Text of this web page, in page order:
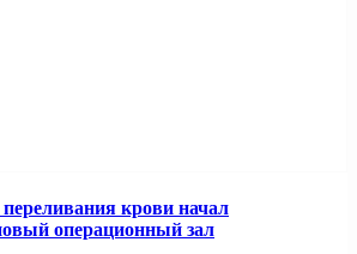
крови начал
операционный зал